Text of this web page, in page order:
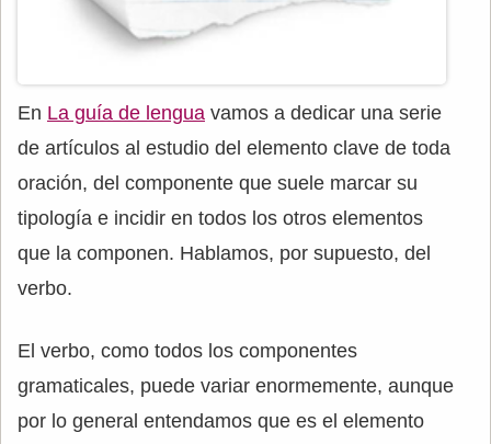
En La guía de lengua vamos a dedicar una serie
de artículos al estudio del elemento clave de toda
oración, del componente que suele marcar su
tipología e incidir en todos los otros elementos
que la componen. Hablamos, por supuesto, del
verbo.
El verbo, como todos los componentes
gramaticales, puede variar enormemente, aunque
por lo general entendamos que es el elemento